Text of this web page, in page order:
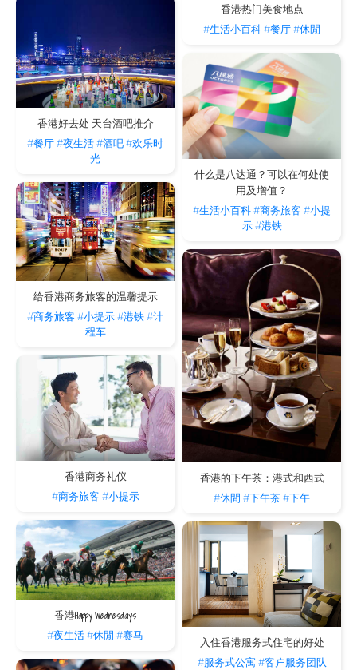
香港热门美食地点
#生活小百科#餐厅#休閒
香港好去处 天台酒吧推介
#餐厅#夜生活#酒吧#欢乐时
光
什么是八达通？可以在何处使
用及增值？
#生活小百科#商务旅客 #小提
示 #港铁
给香港商务旅客的温馨提示
#商务旅客 #小提示#港铁#计
程车
香港的下午茶：港式和西式
#休閒 #下午茶#下午
香港商务礼仪
#商务旅客 #小提示
香港Happy Wednesdays
#夜生活#休閒 #赛马
入住香港服务式住宅的好处
#服务式公寓 #客户服务团队